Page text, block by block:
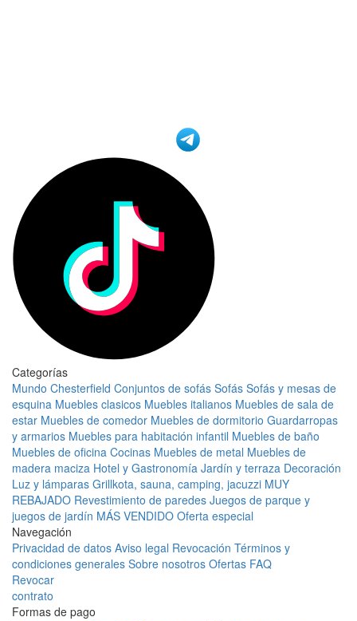
Categorías
Mundo Chesterfield Conjuntos de sofás Sofás Sofás y mesas de
esquina Muebles clasicos Muebles italianos Muebles de sala de
estar Muebles de comedor Muebles de dormitorio Guardarropas
y armarios Muebles para habitación infantil Muebles de baño
Muebles de oficina Cocinas Muebles de metal Muebles de
madera maciza Hotel y Gastronomía Jardín y terraza Decoración
Luz y lámparas Grillkota, sauna, camping, jacuzzi MUY
REBAJADO Revestimiento de paredes Juegos de parque y
juegos de jardín MÁS VENDIDO Oferta especial
Navegación
Privacidad de datos Aviso legal Revocación Términos y
condiciones generales Sobre nosotros Ofertas FAQ
Revocar
contrato
Formas de pago